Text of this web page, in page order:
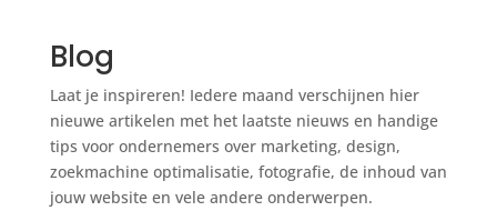
Blog
Laat je inspireren! Iedere maand verschijnen hier
nieuwe artikelen met het laatste nieuws en handige
tips voor ondernemers over marketing, design,
zoekmachine optimalisatie, fotografie, de inhoud van
jouw website en vele andere onderwerpen.